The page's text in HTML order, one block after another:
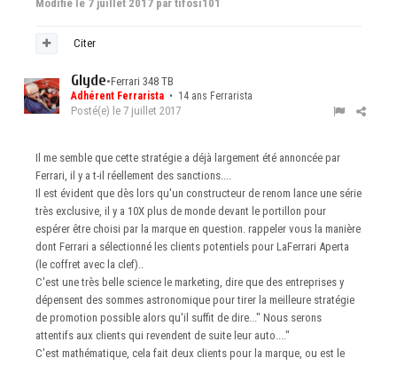
Modifié le 7 juillet 2017 par tifosi101
Citer
Glyde•Ferrari 348 TB
Adhérent Ferrarista • 14 ans Ferrarista
Posté(e) le 7 juillet 2017
Il me semble que cette stratégie a déjà largement été annoncée par
Ferrari, il y a t-il réellement des sanctions....
Il est évident que dès lors qu'un constructeur de renom lance une série
très exclusive, il y a 10X plus de monde devant le portillon pour
espérer être choisi par la marque en question. rappeler vous la manière
dont Ferrari a sélectionné les clients potentiels pour LaFerrari Aperta
(le coffret avec la clef)..
C'est une très belle science le marketing, dire que des entreprises y
dépensent des sommes astronomique pour tirer la meilleure stratégie
de promotion possible alors qu'il suffit de dire..." Nous serons
attentifs aux clients qui revendent de suite leur auto...."
C'est mathématique, cela fait deux clients pour la marque, ou est le